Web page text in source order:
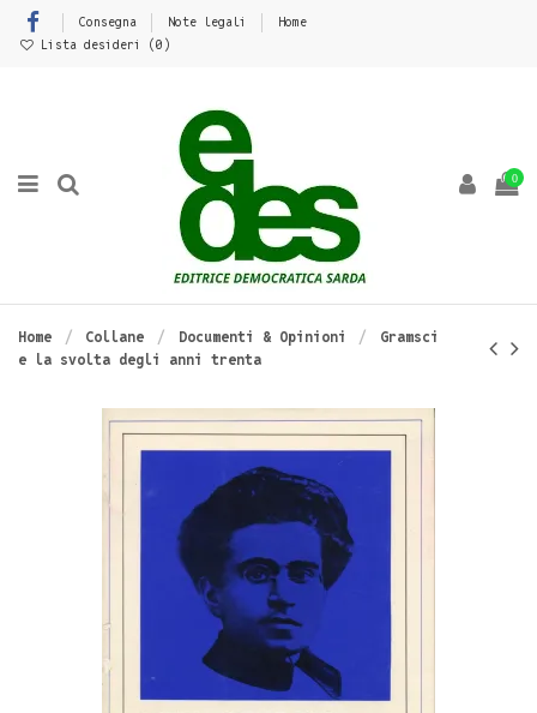
Consegna Note legali
Home
Lista desideri (0 )
0
Home Collane Documenti & Opinioni
Gramsci
e la svolta degli anni trenta